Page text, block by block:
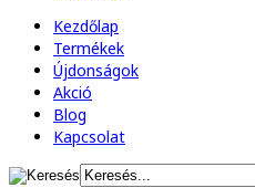
Kezdőlap
Termékek
Újdonságok
Akció
Blog
Kapcsolat